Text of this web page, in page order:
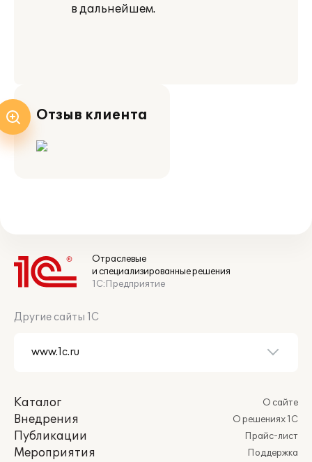
в дальнейшем.
Отзыв клиента
Отраслевые
и специализированные решения
1С:Предприятие
Другие сайты 1С
Каталог
Внедрения
Публикации
Мероприятия
О сайте
О решениях 1С
Прайс-лист
Поддержка